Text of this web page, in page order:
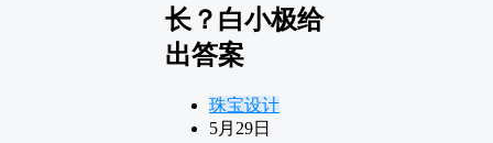
长？白小极给
出答案
珠宝设计
5月29日